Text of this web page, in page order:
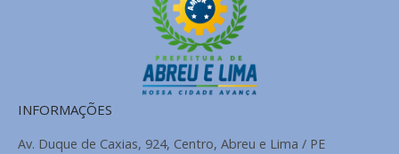
INFORMAÇÕES
Av. Duque de Caxias, 924, Centro, Abreu e Lima / PE